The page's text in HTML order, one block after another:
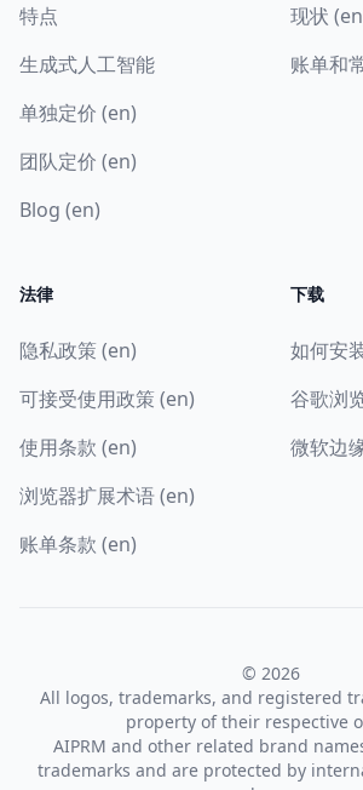
特点
生成式人工智能
单独定价 (en)
团队定价 (en)
Blog (en)
现状
账单和
法律
隐私政策 (en)
可接受使用政策 (en)
使用条款 (en)
浏览器扩展术语 (en)
账单条款 (en)
下载
如何安
谷歌浏
微软边
© 2026
All logos, trademarks, and registered
property of their respective
AIPRM and other related brand
trademarks and are protected by